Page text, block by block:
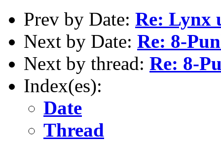
Prev by Date: Re: Lynx
Next by Date: Re: 8-
Next by thread: Re: 8-
Index(es):
Date
Thread